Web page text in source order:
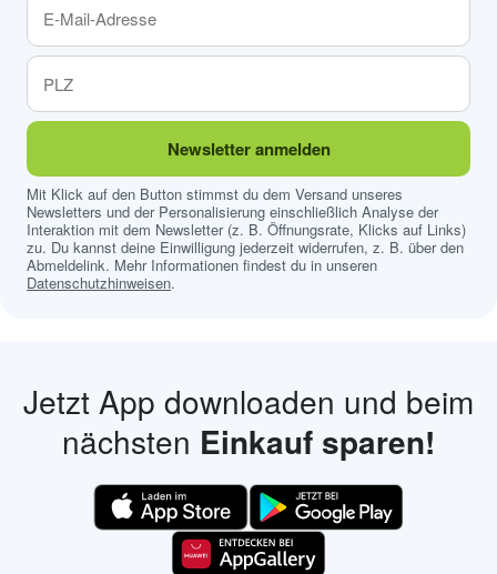
Newsletter anmelden
Mit Klick auf den Button stimmst du dem Versand unseres
Newsletters und der Personalisierung einschließlich Analyse der
Interaktion mit dem Newsletter (z. B. Öffnungsrate, Klicks auf Links)
zu. Du kannst deine Einwilligung jederzeit widerrufen, z. B. über den
Abmeldelink. Mehr Informationen findest du in unseren
Datenschutzhinweisen.
Jetzt App downloaden und beim
nächsten Einkauf sparen!